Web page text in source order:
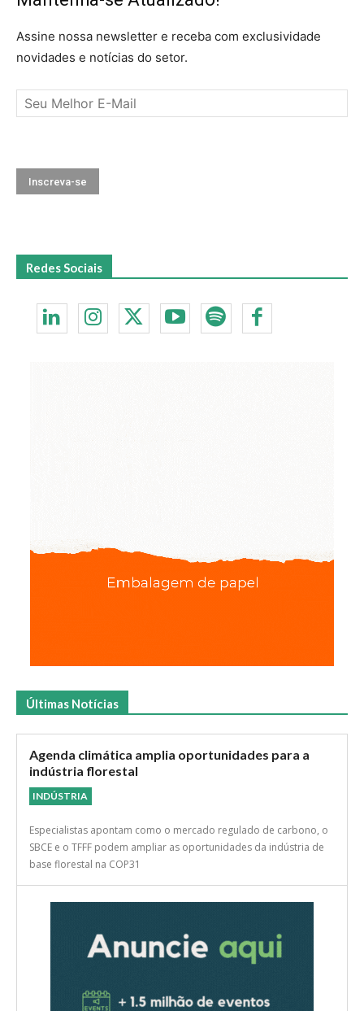
Assine nossa newsletter e receba com exclusividade
novidades e notícias do setor.
Redes Sociais
Últimas Notícias
Agenda climática amplia oportunidades para a
indústria florestal
INDÚSTRIA
Especialistas apontam como o mercado regulado de carbono, o
SBCE e o TFFF podem ampliar as oportunidades da indústria de
base florestal na COP31